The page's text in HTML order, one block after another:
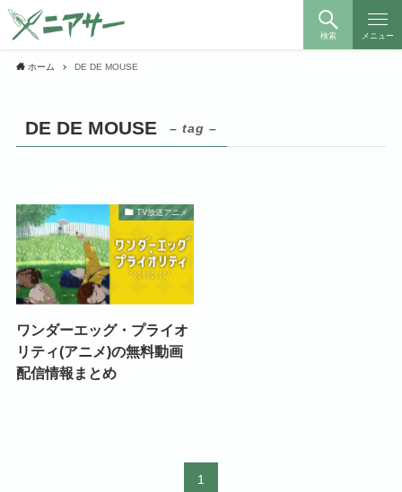
検索 メニュー
ホーム DE DE MOUSE
DE DE MOUSE – tag –
TV放送アニメ
ワンダーエッグ・プライオ
リティ(アニメ)の無料動画
配信情報まとめ
1